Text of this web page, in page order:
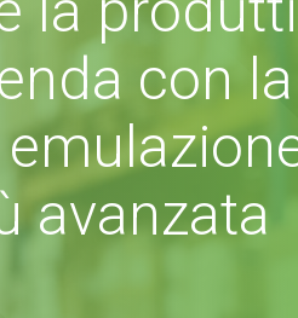
con la
avanzata